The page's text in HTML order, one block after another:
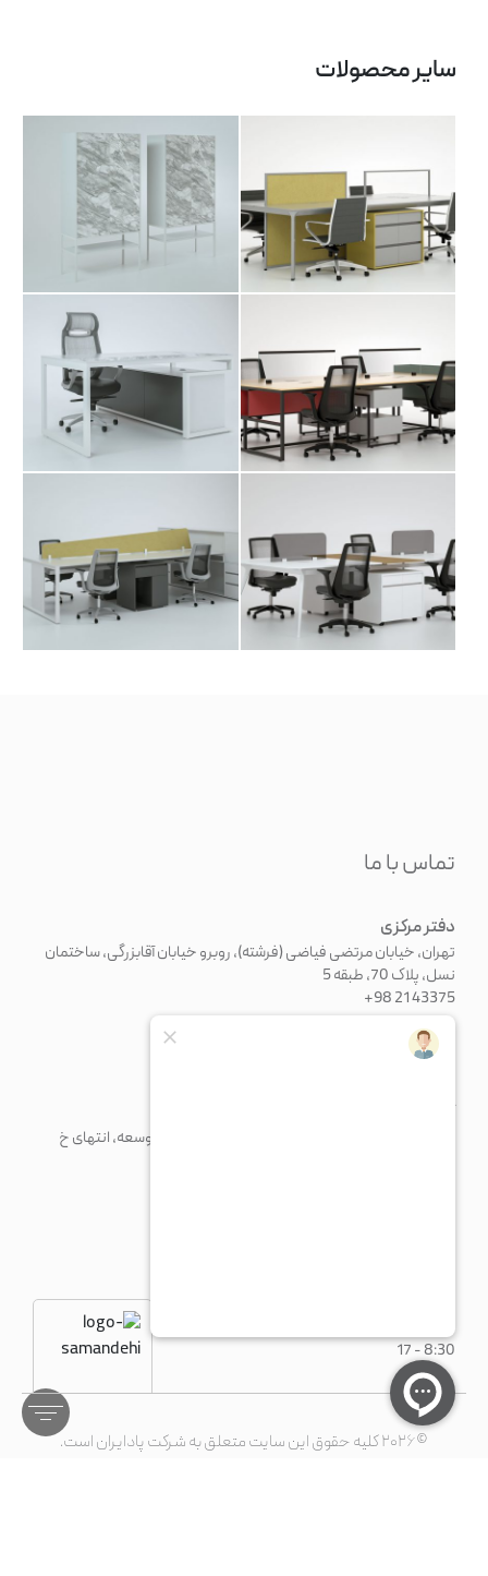
سایر محصولات
میز کارگروهی شباک میز کارشناسی آنت
میز کارگروهی فرا میز کارگروهی کارو
تماس با ما
دفتر مرکزی
تهران، خیابان مرتضی فیاضی (فرشته)، روبرو خیابان آقابزرگی، ساختمان
نسل، پلاک 70، طبقه 5
+98 21 43375
+982126371676
info@paadiran.com
شهرک صنعتی پرند، خیابان فن آوری جنوبی، میدان توسعه، انتهای خ
شنبه - چهارشنبه
8:30 - 17
©۲۰۲۶ کلیه حقوق این سایت متعلق به شرکت پادایران است.